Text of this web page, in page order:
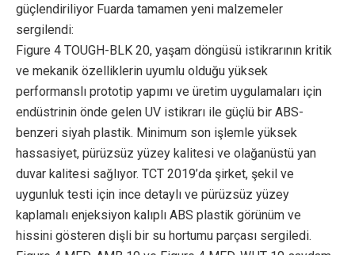
güçlendiriliyor Fuarda tamamen yeni malzemeler
sergilendi:
Figure 4 TOUGH-BLK 20, yaşam döngüsü istikrarının kritik
ve mekanik özelliklerin uyumlu olduğu yüksek
performanslı prototip yapımı ve üretim uygulamaları için
endüstrinin önde gelen UV istikrarı ile güçlü bir ABS-
benzeri siyah plastik. Minimum son işlemle yüksek
hassasiyet, pürüzsüz yüzey kalitesi ve olağanüstü yan
duvar kalitesi sağlıyor. TCT 2019’da şirket, şekil ve
uygunluk testi için ince detaylı ve pürüzsüz yüzey
kaplamalı enjeksiyon kalıplı ABS plastik görünüm ve
hissini gösteren dişli bir su hortumu parçası sergiledi.